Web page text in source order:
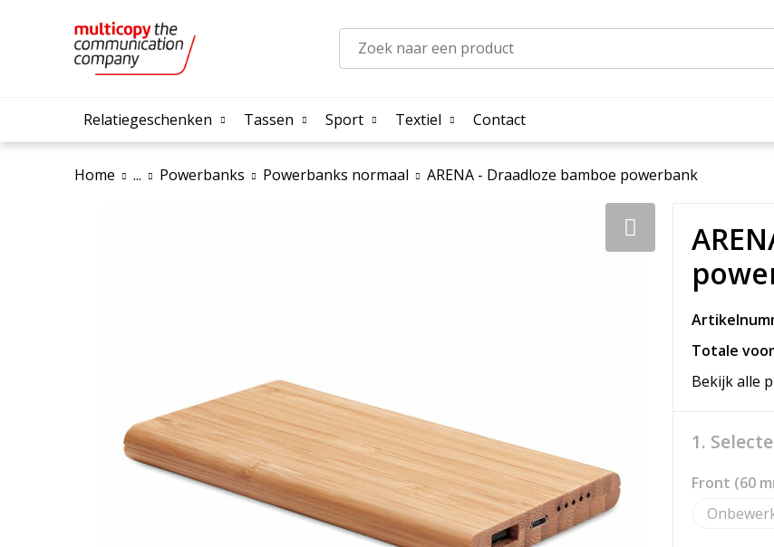
Relatiegeschenken Tassen Sport Textiel Contact
Home ... Powerbanks Powerbanks normaal ARENA - Draadloze bamboe powerbank
Totale
Bekijk alle
1.
Front (60